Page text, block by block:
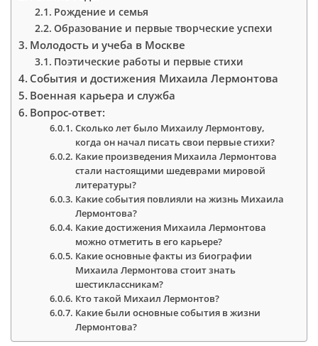
Рождение и семья
Образование и первые творческие успехи
Молодость и учеба в Москве
Поэтические работы и первые стихи
События и достижения Михаила Лермонтова
Военная карьера и служба
Вопрос-ответ:
Сколько лет было Михаилу Лермонтову,
когда он начал писать свои первые стихи?
Какие произведения Михаила Лермонтова
стали настоящими шедеврами мировой
литературы?
Какие события повлияли на жизнь Михаила
Лермонтова?
Какие достижения Михаила Лермонтова
можно отметить в его карьере?
Какие основные факты из биографии
Михаила Лермонтова стоит знать
шестиклассникам?
Кто такой Михаил Лермонтов?
Какие были основные события в жизни
Лермонтова?